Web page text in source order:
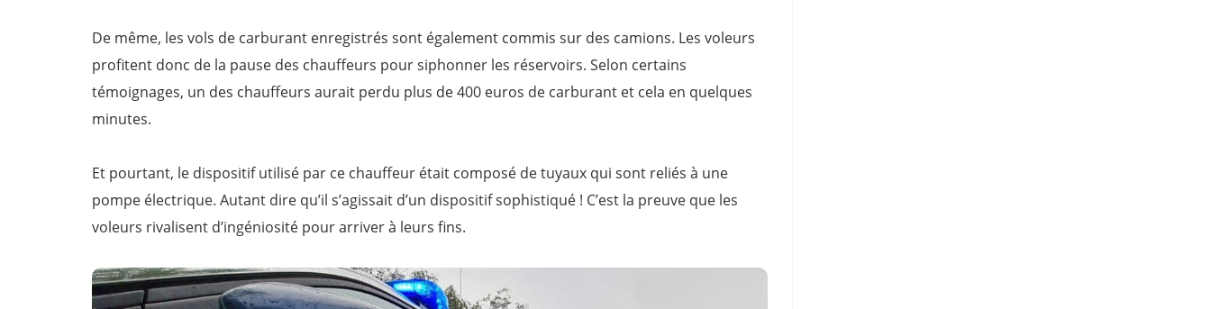
De même, les vols de carburant enregistrés sont également commis sur des camions. Les voleurs
profitent donc de la pause des chauffeurs pour siphonner les réservoirs. Selon certains
témoignages, un des chauffeurs aurait perdu plus de 400 euros de carburant et cela en quelques
minutes.
Et pourtant, le dispositif utilisé par ce chauffeur était composé de tuyaux qui sont reliés à une
pompe électrique. Autant dire qu’il s’agissait d’un dispositif sophistiqué ! C’est la preuve que les
voleurs rivalisent d’ingéniosité pour arriver à leurs fins.